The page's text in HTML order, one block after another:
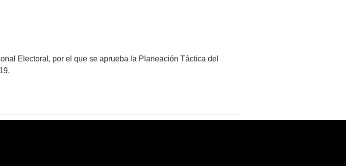
Electoral, por el que se aprueba la Planeación Táctica del